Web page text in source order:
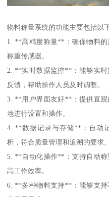
物料称量系统的功能主要包括以
1. **高精度称量**：确保物料
称重传感器。
2. **实时数据监控**：能够实
反馈，帮助操作人员及时调整。
3. **用户界面友好**：提供直
地进行设置和操作。
4. **数据记录与存储**：自动
析，符合质量管理和追溯的要求。
5. **自动化操作**：支持自动
高工作效率。
6. **多种物料支持**：能够支